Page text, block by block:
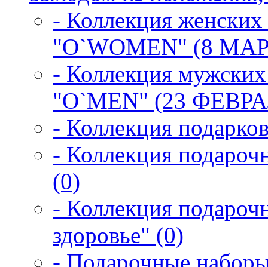
- Коллекция
"O`WOMEN" (8
- Коллекция
"O`MEN" (23
- Коллекция
- Коллекция
(0)
- Коллекция
здоровье" (0)